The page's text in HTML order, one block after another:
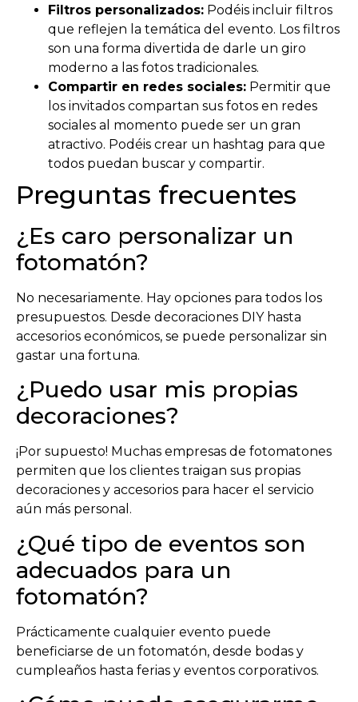
Filtros personalizados: Podéis incluir filtros
que reflejen la temática del evento. Los filtros
son una forma divertida de darle un giro
moderno a las fotos tradicionales.
Compartir en redes sociales: Permitir que
los invitados compartan sus fotos en redes
sociales al momento puede ser un gran
atractivo. Podéis crear un hashtag para que
todos puedan buscar y compartir.
Preguntas frecuentes
¿Es caro personalizar un
fotomatón?
No necesariamente. Hay opciones para todos los
presupuestos. Desde decoraciones DIY hasta
accesorios económicos, se puede personalizar sin
gastar una fortuna.
¿Puedo usar mis propias
decoraciones?
¡Por supuesto! Muchas empresas de fotomatones
permiten que los clientes traigan sus propias
decoraciones y accesorios para hacer el servicio
aún más personal.
¿Qué tipo de eventos son
adecuados para un
fotomatón?
Prácticamente cualquier evento puede
beneficiarse de un fotomatón, desde bodas y
cumpleaños hasta ferias y eventos corporativos.